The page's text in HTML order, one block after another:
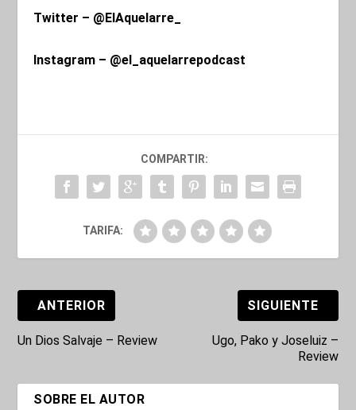
Twitter – @ElAquelarre_
Instagram – @el_aquelarrepodcast
COMPARTIR:
TARIFA:
ANTERIOR
Un Dios Salvaje – Review
SIGUIENTE
Ugo, Pako y Joseluiz –
Review
SOBRE EL AUTOR